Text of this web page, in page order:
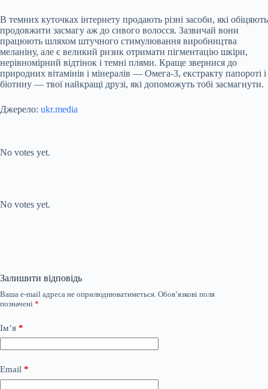
В темних куточках інтернету продають різні засоби, які обіцяють
продовжити засмагу аж до сивого волосся. Зазвичай вони
працюють шляхом штучного стимулювання виробництва
меланіну, але є великий ризик отримати пігментацію шкіри,
нерівномірний відтінок і темні плями. Краще звернися до
природних вітамінів і мінералів — Омега-3, екстракту папороті і
біотину — твої найкращі друзі, які допоможуть тобі засмагнути.
Джерело: ukr.media
No votes yet.
No votes yet.
Залишити відповідь
Ваша e-mail адреса не оприлюднюватиметься. Обов’язкові поля
позначені *
Ім’я *
Email *